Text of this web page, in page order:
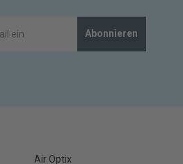
Abonnieren
Air Optix